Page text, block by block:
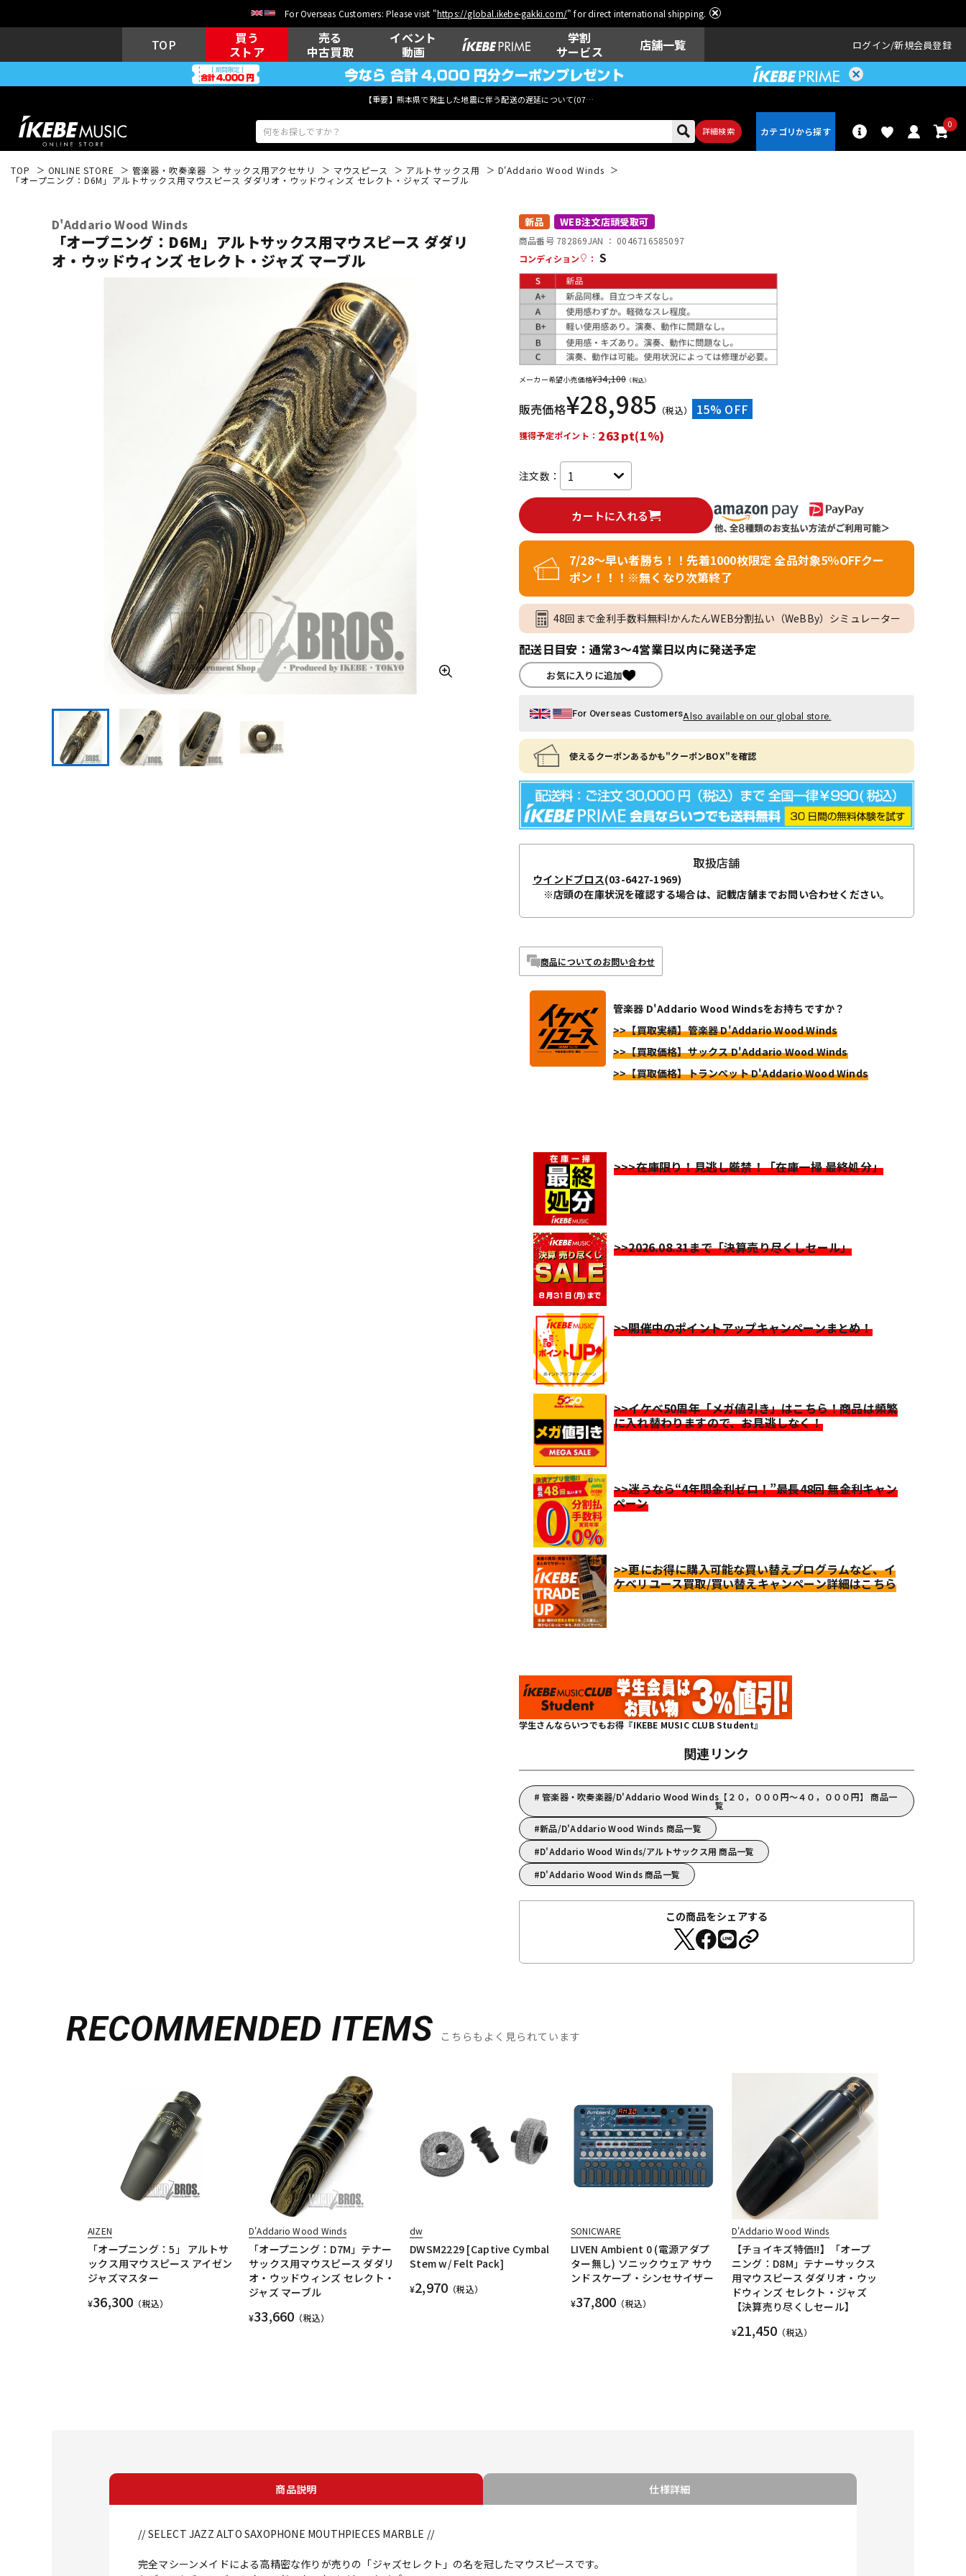
For Overseas Customers: Please visit "https://global.ikebe-gakki.com/" for direct international shipping.
TOP
買う
ストア
売る
中古買取
イベント
動画
学割
サービス
店舗一覧 ログイン 新規会員登録
【重要】熊本県で発生した地震に伴う配送の遅延について(07月29日
詳細検索
0
キーボード 電子ピアノ その他楽器 アンプ
DTM DTM オンラ
イン納品
レコーディン
グ機器
配信/ライブ
機器
ヴィンテージ
TOP ONLINE STORE 管楽器・吹奏楽器 サックス用アクセサリ マウスピース アルトサックス用
D'Addario Wood Winds
「オープニング：D6M」アルトサックス用マウスピース ダダリオ・ウッドウィンズ セレクト・ジャズ マーブル
D'Addario Wood Winds
「オープニング：D6M」アルトサックス用マウスピース ダダリ
オ・ウッドウィンズ セレクト・ジャズ マーブル
新品 WEB注文店頭受取可
商品番号 782869JAN ： 0046716585097
コンディション
： S
メーカー希望小売価格¥34,100 （税込）
販売価格¥28,985 （税込） 15% OFF
獲得予定ポイント： 263pt(1%)
注文数：
カートに入れる
7/28～早い者勝ち！！先着1000枚限定 全品対象5％OFFクー
ポン！！！※無くなり次第終了
48回まで金利手数料無料!かんたんWEB分割払い（WeBBy）シミュレーター
配送日目安：通常3～4営業日以内に発送予定
お気に入りに追加
For Overseas CustomersAlso available on our global store.
使えるクーポンあるかも"クーポンBOX"を確認
取扱店舗
ウインドブロス(03-6427-1969)
※店頭の在庫状況を確認する場合は、記載店舗までお問い合わせください。
商品についてのお問い合わせ
管楽器 D'Addario Wood Windsをお持ちですか？
>>【買取実績】管楽器 D'Addario Wood Winds
>>【買取価格】サックス D'Addario Wood Winds
>>【買取価格】トランペット D'Addario Wood Winds
>>>在庫限り！見逃し厳禁！「在庫一掃 最終処分」
>>2026.08.31まで「決算売り尽くしセール」
>>開催中のポイントアップキャンペーンまとめ！
>>イケベ50周年「メガ値引き」はこちら！商品は頻繁
に入れ替わりますので、お見逃しなく！
>>迷うなら“4年間金利ゼロ！”最長48回 無金利キャン
ペーン
>>更にお得に購入可能な買い替えプログラムなど、イ
ケベリユース買取/買い替えキャンペーン詳細はこちら
学生さんならいつでもお得『IKEBE MUSIC CLUB Student』
関連リンク
管楽器・吹奏楽器/D'Addario Wood Winds【２０，０００円～４０，０００円】 商品一
覧
新品/D'Addario Wood Winds 商品一覧
D'Addario Wood Winds/アルトサックス用 商品一覧
D'Addario Wood Winds 商品一覧
この商品をシェアする
RECOMMENDED ITEMS こちらもよく見られています
AIZEN
「オープニング：5」 アルトサ
ックス用マウスピース アイゼン
ジャズマスター
¥36,300 （税込）
D'Addario Wood Winds
「オープニング：D7M」テナー
サックス用マウスピース ダダリ
オ・ウッドウィンズ セレクト・
ジャズ マーブル
¥33,660 （税込）
dw
DWSM2229 [Captive Cymbal
Stem w/ Felt Pack]
¥2,970 （税込）
SONICWARE
LIVEN Ambient 0 (電源アダプ
ター無し) ソニックウェア サウ
ンドスケープ・シンセサイザー
¥37,800 （税込）
D'Addario Wood Winds
【チョイキズ特価!!】「オープ
ニング：D8M」テナーサックス
用マウスピース ダダリオ・ウッ
ドウィンズ セレクト・ジャズ
【決算売り尽くしセール】
¥21,450 （税込）
商品説明 仕様詳細
// SELECT JAZZ ALTO SAXOPHONE MOUTHPIECES MARBLE //
完全マシーンメイドによる高精密な作りが売りの「ジャズセレクト」の名を冠したマウスピースです。